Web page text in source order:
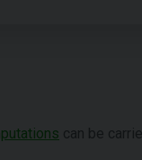
can be